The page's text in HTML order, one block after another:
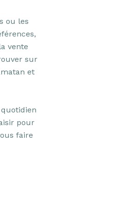
ou les
vente
sur
et
pour
faire